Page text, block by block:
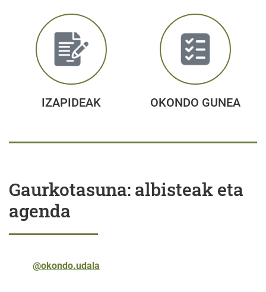
IZAPIDEAK OKONDO GUNEA
Gaurkotasuna: albisteak eta
agenda
@okondo.udala